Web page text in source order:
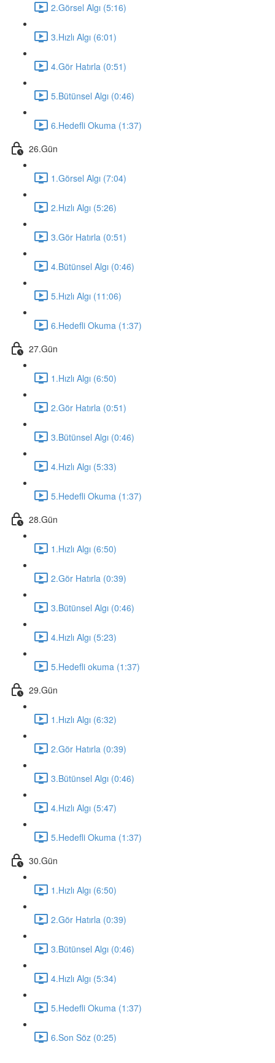
2.Görsel Algı (5:16)
3.Hızlı Algı (6:01)
4.Gör Hatırla (0:51)
5.Bütünsel Algı (0:46)
6.Hedefli Okuma (1:37)
26.Gün
1.Görsel Algı (7:04)
2.Hızlı Algı (5:26)
3.Gör Hatırla (0:51)
4.Bütünsel Algı (0:46)
5.Hızlı Algı (11:06)
6.Hedefli Okuma (1:37)
27.Gün
1.Hızlı Algı (6:50)
2.Gör Hatırla (0:51)
3.Bütünsel Algı (0:46)
4.Hızlı Algı (5:33)
5.Hedefli Okuma (1:37)
28.Gün
1.Hızlı Algı (6:50)
2.Gör Hatırla (0:39)
3.Bütünsel Algı (0:46)
4.Hızlı Algı (5:23)
5.Hedefli okuma (1:37)
29.Gün
1.Hızlı Algı (6:32)
2.Gör Hatırla (0:39)
3.Bütünsel Algı (0:46)
4.Hızlı Algı (5:47)
5.Hedefli Okuma (1:37)
30.Gün
1.Hızlı Algı (6:50)
2.Gör Hatırla (0:39)
3.Bütünsel Algı (0:46)
4.Hızlı Algı (5:34)
5.Hedefli Okuma (1:37)
6.Son Söz (0:25)